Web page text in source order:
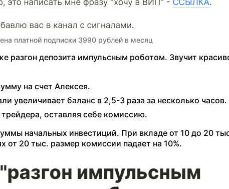
платной подписки 3990 рублей в месяц
разгон депозита импульсным роботом. Звучит
на счет Алексея.
увеличивает баланс в 2,5-3 раза за несколько часов.
оставляя себе комиссию.
начальных инвестиций. При вкладе от 10 до 20
от 20 тыс. размер комиссии падает на 10%.